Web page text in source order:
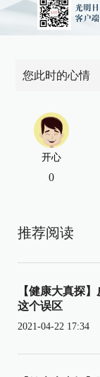
您此时的心情
开心
0
推荐阅读
【健康大真探
这个误区
2021-04-22 17:34